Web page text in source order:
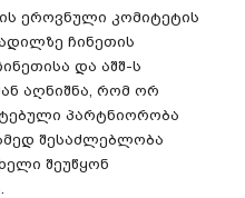
ეროვნული კომიტეტის
ჩინეთის
და აშშ-ს
აღნიშნა, რომ ორ
პარტნიორობა
შესაძლებლობა
შეუწყონ